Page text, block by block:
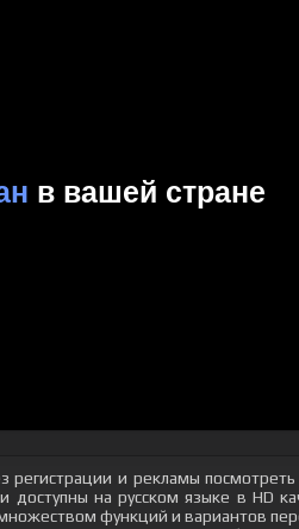
и рекламы
на русском языке в HD
функций и вариантов